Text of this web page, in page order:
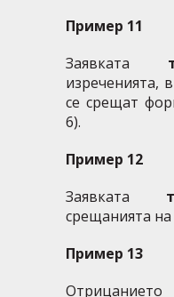
Пример 11
Заявката
изреченията,
се срещат
6).
Пример 12
Заявката
срещанията на
Пример 13